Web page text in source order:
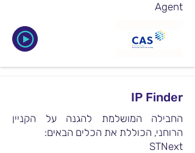
Agent
IP Finder
החבילה המושלמת להגנה על הקניין
הרוחני, הכוללת את הכלים הבאים:
STNext